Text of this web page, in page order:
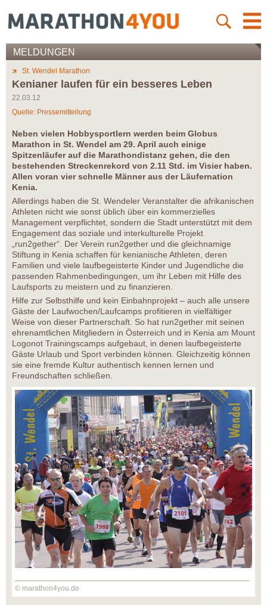
MELDUNGEN
St. Wendel Marathon
Kenianer laufen für ein besseres Leben
22.03.12
Quelle: Pressemitteilung
Neben vielen Hobbysportlern werden beim Globus
Marathon in St. Wendel am 29. April auch einige
Spitzenläufer auf die Marathondistanz gehen, die den
bestehenden Streckenrekord von 2.11 Std. im Visier haben.
Allen voran vier schnelle Männer aus der Läufernation
Kenia.
Allerdings haben die St. Wendeler Veranstalter die afrikanischen
Athleten nicht wie sonst üblich über ein kommerzielles
Management verpflichtet, sondern die Stadt unterstützt mit dem
Engagement das soziale und interkulturelle Projekt
„run2gether“. Der Verein run2gether und die gleichnamige
Stiftung in Kenia schaffen für kenianische Athleten, deren
Familien und viele laufbegeisterte Kinder und Jugendliche die
passenden Rahmenbedingungen, um ihr Leben mit Hilfe des
Laufsports zu meistern und zu finanzieren.
Hilfe zur Selbsthilfe und kein Einbahnprojekt – auch alle unsere
Gäste der Laufwochen/Laufcamps profitieren in vielfältiger
Weise von dieser Partnerschaft. So hat run2gether mit seinen
ehrenamtlichen Mitgliedern in Österreich und in Kenia am Mount
Logonot Trainingscamps aufgebaut, in denen laufbegeisterte
Gäste Urlaub und Sport verbinden können. Gleichzeitig können
sie eine fremde Kultur authentisch kennen lernen und
Freundschaften schließen.
© marathon4you.de